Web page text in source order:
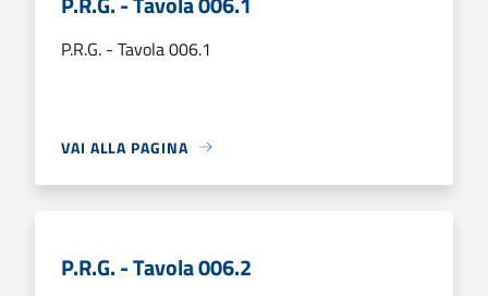
P.R.G. - Tavola 006.1
VAI ALLA PAGINA
P.R.G. - Tavola 006.2